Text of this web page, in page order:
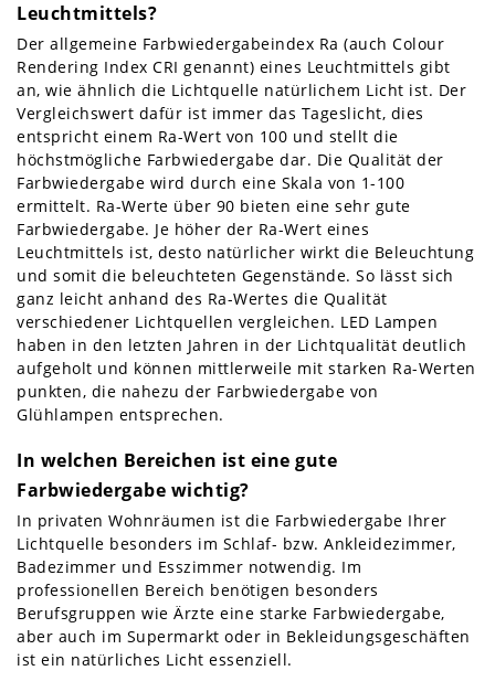
Leuchtmittels?
Der allgemeine Farbwiedergabeindex Ra (auch Colour
Rendering Index CRI genannt) eines Leuchtmittels gibt
an, wie ähnlich die Lichtquelle natürlichem Licht ist. Der
Vergleichswert dafür ist immer das Tageslicht, dies
entspricht einem Ra-Wert von 100 und stellt die
höchstmögliche Farbwiedergabe dar. Die Qualität der
Farbwiedergabe wird durch eine Skala von 1-100
ermittelt. Ra-Werte über 90 bieten eine sehr gute
Farbwiedergabe. Je höher der Ra-Wert eines
Leuchtmittels ist, desto natürlicher wirkt die Beleuchtung
und somit die beleuchteten Gegenstände. So lässt sich
ganz leicht anhand des Ra-Wertes die Qualität
verschiedener Lichtquellen vergleichen. LED Lampen
haben in den letzten Jahren in der Lichtqualität deutlich
aufgeholt und können mittlerweile mit starken Ra-Werten
punkten, die nahezu der Farbwiedergabe von
Glühlampen entsprechen.
In welchen Bereichen ist eine gute
Farbwiedergabe wichtig?
In privaten Wohnräumen ist die Farbwiedergabe Ihrer
Lichtquelle besonders im Schlaf- bzw. Ankleidezimmer,
Badezimmer und Esszimmer notwendig. Im
professionellen Bereich benötigen besonders
Berufsgruppen wie Ärzte eine starke Farbwiedergabe,
aber auch im Supermarkt oder in Bekleidungsgeschäften
ist ein natürliches Licht essenziell.